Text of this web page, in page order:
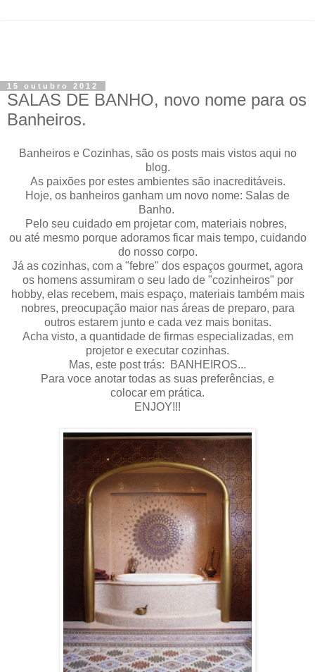
15 outubro 2012
SALAS DE BANHO, novo nome para os
Banheiros.
Banheiros e Cozinhas, são os posts mais vistos aqui no
blog.
As paixões por estes ambientes são inacreditáveis.
Hoje, os banheiros ganham um novo nome: Salas de
Banho.
Pelo seu cuidado em projetar com, materiais nobres,
ou até mesmo porque adoramos ficar mais tempo, cuidando
do nosso corpo.
Já as cozinhas, com a "febre" dos espaços gourmet, agora
os homens assumiram o seu lado de "cozinheiros" por
hobby, elas recebem, mais espaço, materiais também mais
nobres, preocupação maior nas áreas de preparo, para
outros estarem junto e cada vez mais bonitas.
Acha visto, a quantidade de firmas especializadas, em
projetor e executar cozinhas.
Mas, este post trás: BANHEIROS...
Para voce anotar todas as suas preferências, e
colocar em prática.
ENJOY!!!